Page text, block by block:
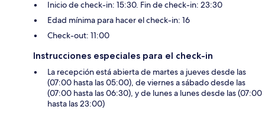
Inicio de check-in: 15:30. Fin de check-in: 23:30
Edad mínima para hacer el check-in: 16
Check-out: 11:00
Instrucciones especiales para el check-in
La recepción está abierta de martes a jueves desde las
(07:00 hasta las 05:00), de viernes a sábado desde las
(07:00 hasta las 06:30), y de lunes a lunes desde las (07:00
hasta las 23:00)